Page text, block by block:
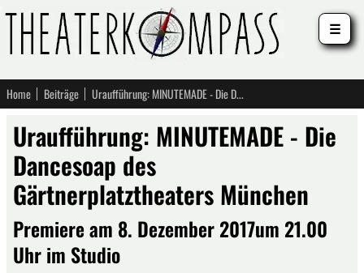
Home Beiträge Uraufführung: MINUTEMADE - Die Dancesoap des Gärtnerplatztheaters München
Uraufführung: MINUTEMADE - Die
Dancesoap des
Gärtnerplatztheaters München
Premiere am 8. Dezember 2017um 21.00
Uhr im Studio
☰